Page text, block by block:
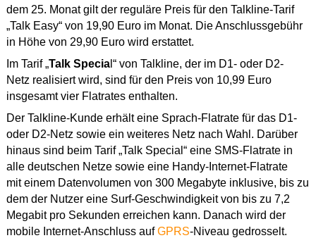
dem 25. Monat gilt der reguläre Preis für den Talkline-Tarif
„Talk Easy“ von 19,90 Euro im Monat. Die Anschlussgebühr
in Höhe von 29,90 Euro wird erstattet.
Im Tarif „Talk Special“ von Talkline, der im D1- oder D2-
Netz realisiert wird, sind für den Preis von 10,99 Euro
insgesamt vier Flatrates enthalten.
Der Talkline-Kunde erhält eine Sprach-Flatrate für das D1-
oder D2-Netz sowie ein weiteres Netz nach Wahl. Darüber
hinaus sind beim Tarif „Talk Special“ eine SMS-Flatrate in
alle deutschen Netze sowie eine Handy-Internet-Flatrate
mit einem Datenvolumen von 300 Megabyte inklusive, bis zu
dem der Nutzer eine Surf-Geschwindigkeit von bis zu 7,2
Megabit pro Sekunden erreichen kann. Danach wird der
mobile Internet-Anschluss aufGPRS-Niveau gedrosselt.